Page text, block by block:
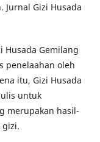
Gizi Husada
Husada Gemilang
penelaahan oleh
itu, Gizi Husada
untuk
merupakan hasil-